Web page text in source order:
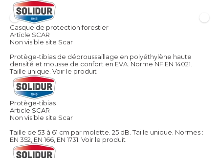
Casque de protection forestier
Article SCAR
Non visible site Scar
Protège-tibias de débroussaillage en polyéthylène haute
densité et mousse de confort en EVA. Norme NF EN 14021.
Taille unique. Voir le produit
Protège-tibias
Article SCAR
Non visible site Scar
Taille de 53 à 61 cm par molette. 25 dB. Taille unique. Normes :
EN 352, EN 166, EN 1731. Voir le produit